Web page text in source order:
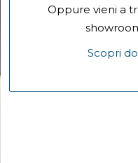
Oppure vieni a
Scopri